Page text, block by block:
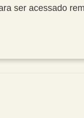
ser acessado